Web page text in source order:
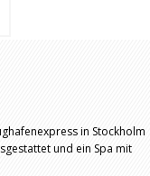
in Stockholm
und ein Spa mit